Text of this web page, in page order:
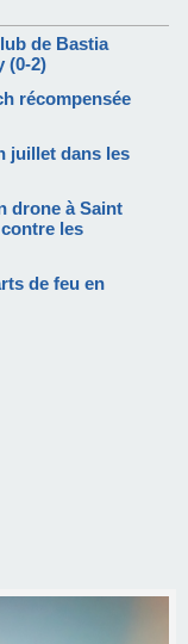
de Bastia
(0-2)
récompensée
juillet dans les
drone à Saint
les
de feu en